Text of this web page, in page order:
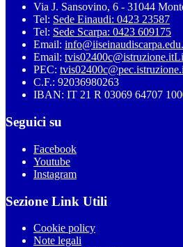
Via J. Sansovino, 6 - 31044
Tel: Sede Einaudi: 0423 23587
Tel: Sede Scarpa: 0423 609175
Email:
Email: tvis02400c@istruzione.it
PEC:
C.F.: 92036980263
IBAN: IT 21 R 03069 64707
Seguici su
Facebook
Youtube
Instagram
Sezione Link Utili
Cookie policy
Note legali